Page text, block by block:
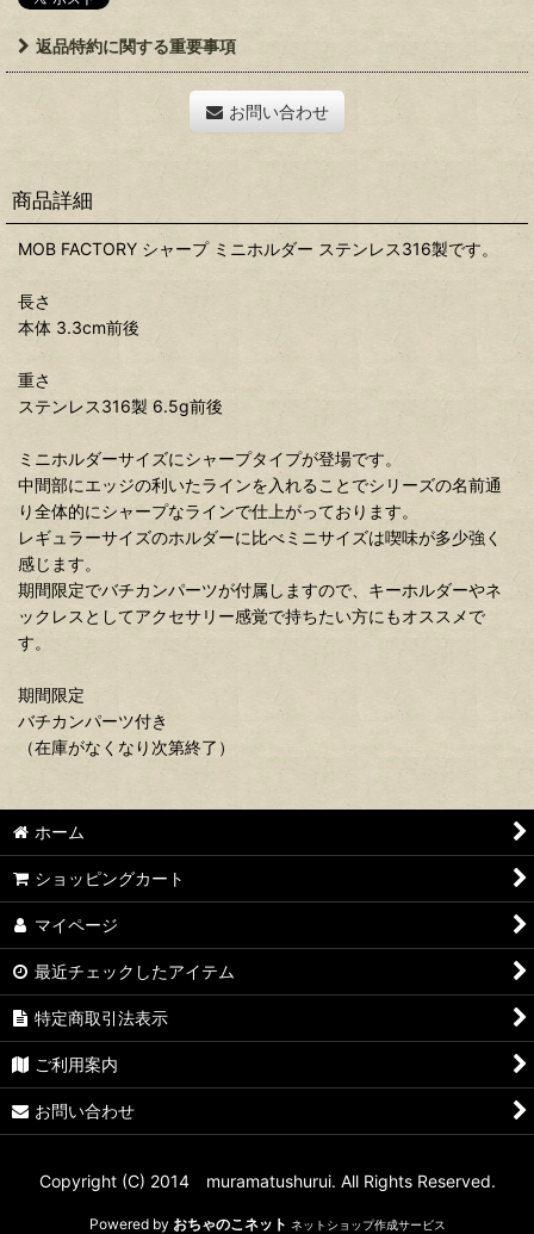
返品特約に関する重要事項
お問い合わせ
商品詳細
MOB FACTORY シャープ ミニホルダー ステンレス316製です。
長さ
本体 3.3cm前後
重さ
ステンレス316製 6.5g前後
ミニホルダーサイズにシャープタイプが登場です。
中間部にエッジの利いたラインを入れることでシリーズの名前通
り全体的にシャープなラインで仕上がっております。
レギュラーサイズのホルダーに比べミニサイズは喫味が多少強く
感じます。
期間限定でバチカンパーツが付属しますので、キーホルダーやネ
ックレスとしてアクセサリー感覚で持ちたい方にもオススメで
す。
期間限定
バチカンパーツ付き
（在庫がなくなり次第終了）
ホーム
ショッピングカート
マイページ
最近チェックしたアイテム
特定商取引法表示
ご利用案内
お問い合わせ
Copyright (C) 2014 muramatushurui. All Rights Reserved.
Powered by おちゃのこネット ネットショップ作成サービス